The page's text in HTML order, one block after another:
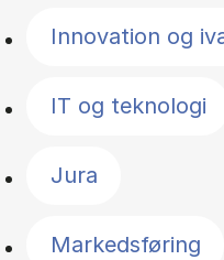
Innovation og
IT og teknologi
Jura
Markedsføring